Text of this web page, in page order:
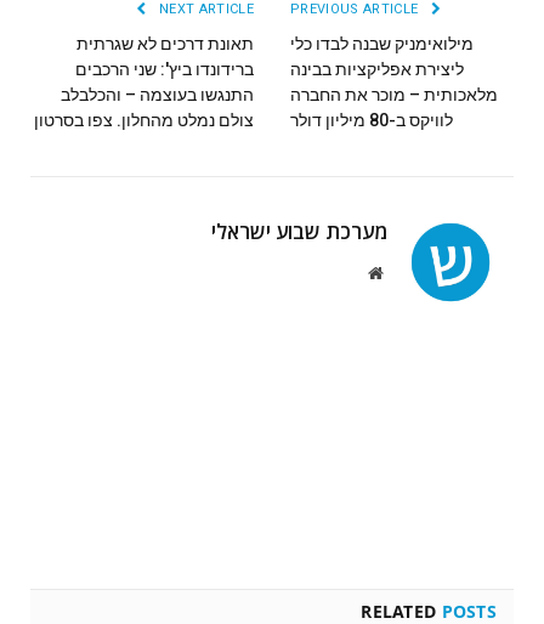
מילואימניק שבנה לבדו כלי
ליצירת אפליקציות בבינה
מלאכותית – מוכר את החברה
לוויקס ב-80 מיליון דולר
NEXT ARTICLE
תאונת דרכים לא שגרתית
ברידונדו ביץ': שני הרכבים
התנגשו בעוצמה – והכלבלב
צולם נמלט מהחלון. צפו בסרטון
מערכת שבוע ישראלי
Website
RELATED POSTS